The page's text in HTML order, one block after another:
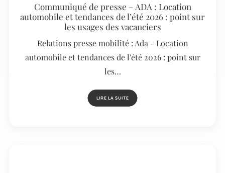
Communiqué de presse – ADA : Location
automobile et tendances de l’été 2026 : point sur
les usages des vacanciers
Relations presse mobilité : Ada - Location
automobile et tendances de l'été 2026 : point sur
les…
LIRE LA SUITE